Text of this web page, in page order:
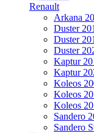
Renault
Arkana
Duster
Duster
Duster
Kaptur
Kaptur
Koleos
Koleos
Koleos
Sandero
Sandero